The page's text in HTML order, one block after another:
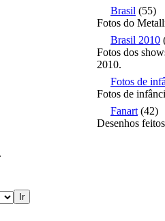
Brasil (55)
Fotos do
Brasil 2010
Fotos dos
2010.
Fotos de
Fotos de
Fanart (42)
Desenhos